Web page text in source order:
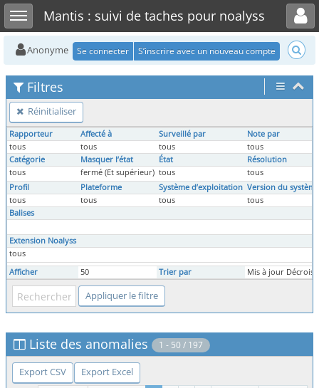
Toggle sidebarMantis : suivi de taches pour noalyss
Toggle user menu
Anonyme Se connecter S’inscrire avec un nouveau compte
Filtres
Réinitialiser
Rapporteur Affecté à Surveillé par
Note par
tous
tous tous
tous
Catégorie
Masquer l’état État
Résolution
tous
fermé (Et supérieur) tous
tous
Profil
Plateforme Système d’exploitation Version du
tous
tous tous
tous
Balises
Extension Noalyss
tous
Afficher
50 Trier par Mis à jour
Liste des anomalies 1 - 50 / 197
Export CSV Export Excel